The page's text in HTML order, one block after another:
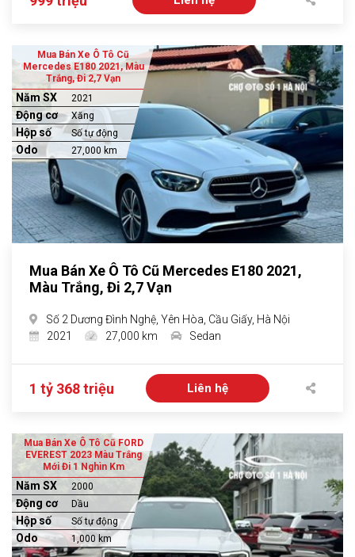
Mua Bán Xe Ô Tô Cũ
Mercedes E180 2021, Màu
Trắng, Đi 2,7 Vạn
Năm SX 2021
Động cơ Xăng
Hộp số Số tự động
Odo 27,000 km
Mua Bán Xe Ô Tô Cũ Mercedes E180 2021,
Màu Trắng, Đi 2,7 Vạn
Số 2 Dương Đình Nghệ, Yên Hòa, Cầu Giấy, Hà Nội
2021
27,000 km Sedan
1 tỷ 368 triệu Liên hệ
Mua Bán Xe Ô Tô Cũ FORD
EVEREST 2023 Màu Trắng
Mới Đi 1 Nghìn Km
Năm SX 2000
Động cơ Dầu
Hộp số Số tự động
Odo 1,000 km